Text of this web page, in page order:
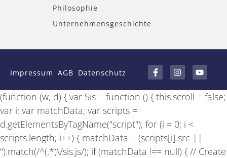
Philosophie
Unternehmensgeschichte
Impressum AGB Datenschutz
a
c
e
b
o
-
f
n
s
t
a
g
m
o
u
t
u
b
(function (w, d) { var Sis = function () { this.scroll = false;
var i; var matchData; var scripts =
d.getElementsByTagName("script"); for (i = 0; i <
scripts.length; i++) { matchData = (scripts[i].src ||
'').match(/^(.*)\/sis.js/); if (matchData !== null) { // Create